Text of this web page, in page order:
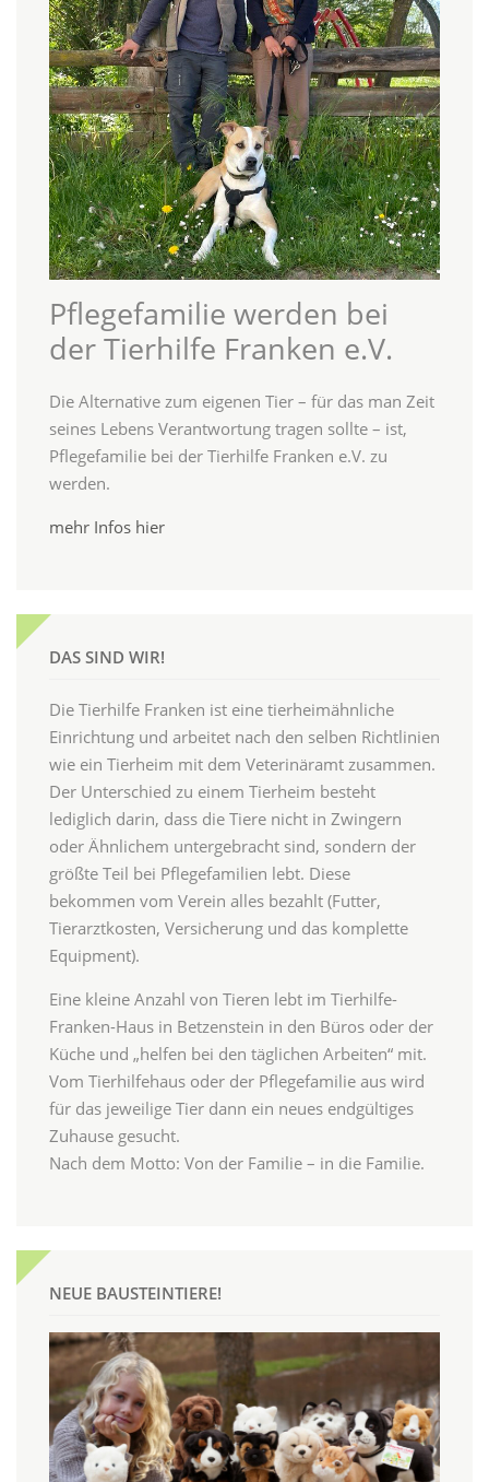
Pflegefamilie werden bei
der Tierhilfe Franken e.V.
Die Alternative zum eigenen Tier – für das man Zeit
seines Lebens Verantwortung tragen sollte – ist,
Pflegefamilie bei der Tierhilfe Franken e.V. zu
werden.
mehr Infos hier
DAS SIND WIR!
Die Tierhilfe Franken ist eine tierheimähnliche
Einrichtung und arbeitet nach den selben Richtlinien
wie ein Tierheim mit dem Veterinäramt zusammen.
Der Unterschied zu einem Tierheim besteht
lediglich darin, dass die Tiere nicht in Zwingern
oder Ähnlichem untergebracht sind, sondern der
größte Teil bei Pflegefamilien lebt. Diese
bekommen vom Verein alles bezahlt (Futter,
Tierarztkosten, Versicherung und das komplette
Equipment).
Eine kleine Anzahl von Tieren lebt im Tierhilfe-
Franken-Haus in Betzenstein in den Büros oder der
Küche und „helfen bei den täglichen Arbeiten“ mit.
Vom Tierhilfehaus oder der Pflegefamilie aus wird
für das jeweilige Tier dann ein neues endgültiges
Zuhause gesucht.
Nach dem Motto: Von der Familie – in die Familie.
NEUE BAUSTEINTIERE!